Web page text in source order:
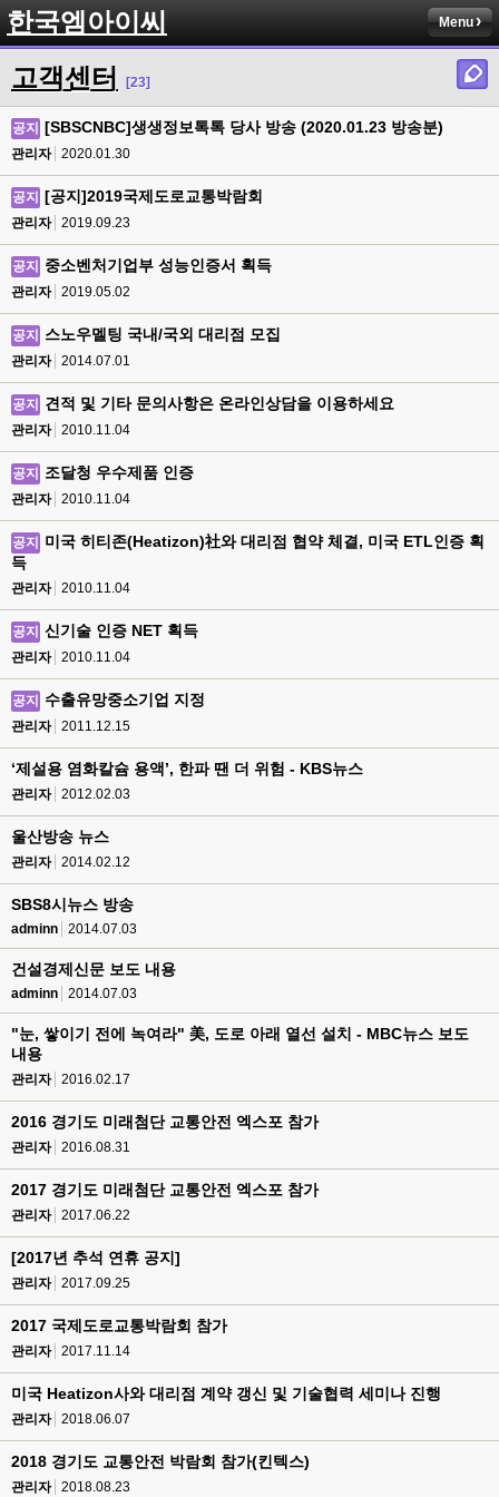
한국엠아이씨 Menu
고객센터 [23]
공지 [SBSCNBC]생생정보톡톡 당사 방송 (2020.01.23 방송분)
관리자 2020.01.30
공지 [공지]2019국제도로교통박람회
관리자 2019.09.23
공지 중소벤처기업부 성능인증서 획득
관리자 2019.05.02
공지 스노우멜팅 국내/국외 대리점 모집
관리자 2014.07.01
공지 견적 및 기타 문의사항은 온라인상담을 이용하세요
관리자 2010.11.04
공지 조달청 우수제품 인증
관리자 2010.11.04
공지
미국 히티존(Heatizon)社와 대리점 협약 체결, 미국 ETL인증 획
득
관리자 2010.11.04
공지 신기술 인증 NET 획득
관리자 2010.11.04
공지 수출유망중소기업 지정
관리자 2011.12.15
‘제설용 염화칼슘 용액’, 한파 땐 더 위험 - KBS뉴스
관리자 2012.02.03
울산방송 뉴스
관리자 2014.02.12
SBS8시뉴스 방송
adminn 2014.07.03
건설경제신문 보도 내용
adminn 2014.07.03
"눈, 쌓이기 전에 녹여라" 美, 도로 아래 열선 설치 - MBC뉴스 보도
내용
관리자 2016.02.17
2016 경기도 미래첨단 교통안전 엑스포 참가
관리자 2016.08.31
2017 경기도 미래첨단 교통안전 엑스포 참가
관리자 2017.06.22
[2017년 추석 연휴 공지]
관리자 2017.09.25
2017 국제도로교통박람회 참가
관리자 2017.11.14
미국 Heatizon사와 대리점 계약 갱신 및 기술협력 세미나 진행
관리자 2018.06.07
2018 경기도 교통안전 박람회 참가(킨텍스)
관리자 2018.08.23